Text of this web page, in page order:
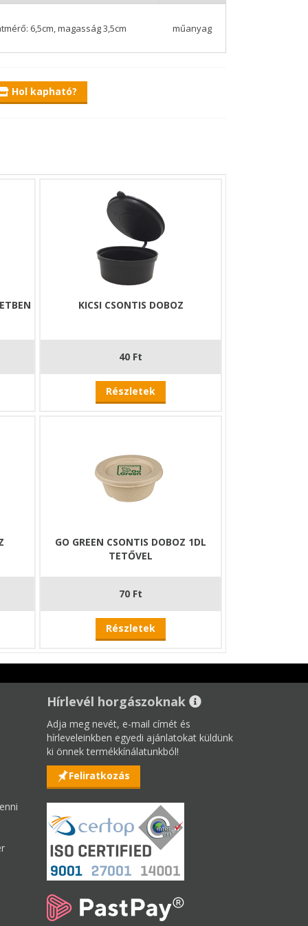
6,5cm, magasság 3,5cm műanyag
Hol kapható?
KICSI CSONTIS DOBOZ
40 Ft
Részletek
GO GREEN CSONTIS DOBOZ 1DL
TETŐVEL
70 Ft
Részletek
Hírlevél horgászoknak
Adja meg nevét, e-mail címét és
hírleveleinkben egyedi ajánlatokat küldünk
ki önnek termékkínálatunkból!
Feliratkozás